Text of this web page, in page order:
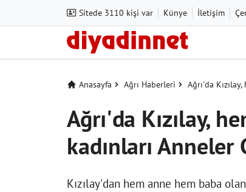
Sitede 3110 kişi var Künye İletişim
Anasayfa Ağrı Haberleri Ağrı'da
Ağrı'da Kızılay,
kadınları Anneler
Kızılay'dan hem anne hem baba